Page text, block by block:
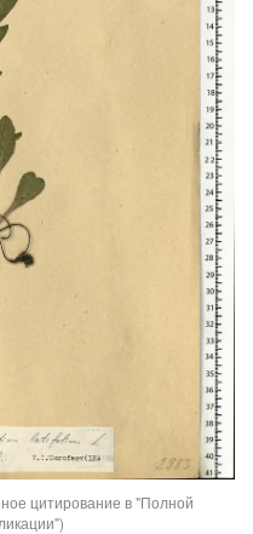
цитирование в "Полной